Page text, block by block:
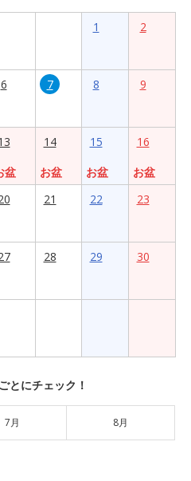
1 2
6 7 8 9
盆
14
お盆
15
お盆
16
お盆
21 22 23
28 29 30
とにチェック！
7月 8月